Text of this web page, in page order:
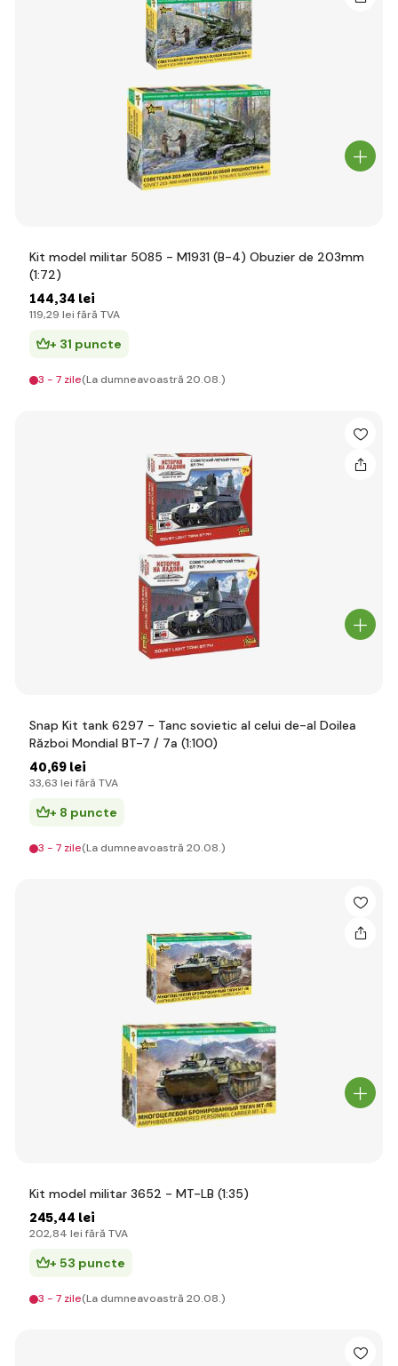
Kit model militar 5085 - M1931 (B-4) Obuzier de 203mm
(1:72)
144,34 lei
119,29 lei fără TVA
+ 31 puncte
3 - 7 zile(La dumneavoastră 20.08.)
Snap Kit tank 6297 - Tanc sovietic al celui de-al Doilea
Război Mondial BT-7 / 7a (1:100)
40,69 lei
33,63 lei fără TVA
+ 8 puncte
3 - 7 zile(La dumneavoastră 20.08.)
Kit model militar 3652 - MT-LB (1:35)
245,44 lei
202,84 lei fără TVA
+ 53 puncte
3 - 7 zile(La dumneavoastră 20.08.)